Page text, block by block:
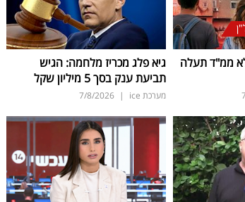
ממ"ד תעלה
גיא פלג מכריז מלחמה: הגיש
תביעת ענק בסך 5 מיליון שקל
מערכת ice |
7/8/2026